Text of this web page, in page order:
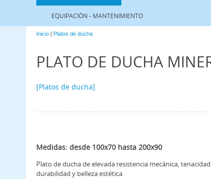
EQUIPACIÓN - MANTENIMIENTO
Inicio | Platos de ducha
PLATO DE DUCHA
[Platos de ducha]
Medidas: desde 100x70 hasta 200x90
Plato de ducha de elevada resistencia mecánica,
durabilidad y belleza estética.